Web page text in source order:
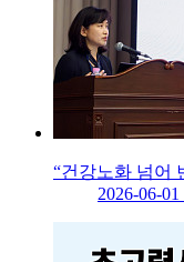
“건강노화 넘어
2026-06-01